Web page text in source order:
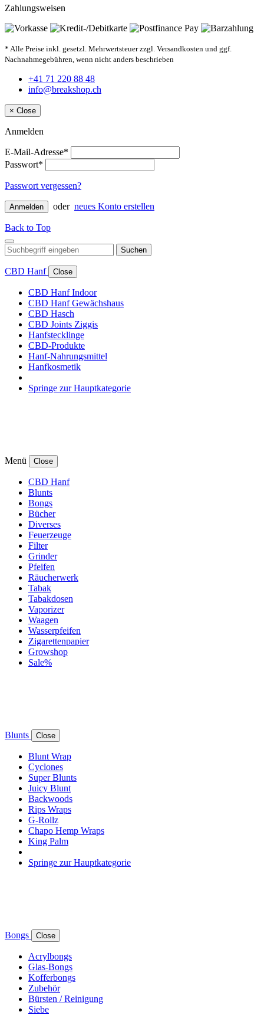
Zahlungsweisen
* Alle Preise inkl. gesetzl. Mehrwertsteuer zzgl. Versandkosten und ggf.
Nachnahmegebühren, wenn nicht anders beschrieben
+41 71 220 88 48
info@breakshop.ch
× Close
Anmelden
E-Mail-Adresse*
Passwort*
Passwort vergessen?
Anmelden oder neues Konto erstellen
Back to Top
Suchen
CBD Hanf Close
CBD Hanf Indoor
CBD Hanf Gewächshaus
CBD Hasch
CBD Joints Ziggis
Hanfstecklinge
CBD-Produkte
Hanf-Nahrungsmittel
Hanfkosmetik
Springe zur Hauptkategorie
Menü Close
CBD Hanf
Blunts
Bongs
Bücher
Diverses
Feuerzeuge
Filter
Grinder
Pfeifen
Räucherwerk
Tabak
Tabakdosen
Vaporizer
Waagen
Wasserpfeifen
Zigarettenpapier
Growshop
Sale%
Blunts Close
Blunt Wrap
Cyclones
Super Blunts
Juicy Blunt
Backwoods
Rips Wraps
G-Rollz
Chapo Hemp Wraps
King Palm
Springe zur Hauptkategorie
Bongs Close
Acrylbongs
Glas-Bongs
Kofferbongs
Zubehör
Bürsten / Reinigung
Siebe